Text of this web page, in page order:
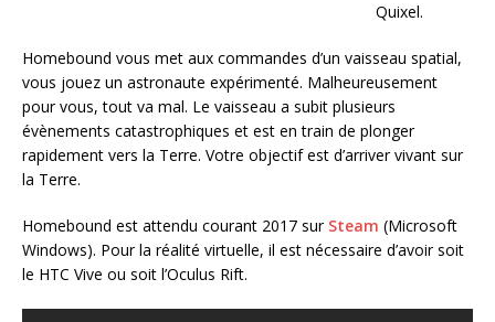
Quixel.
Homebound vous met aux commandes d’un vaisseau spatial,
vous jouez un astronaute expérimenté. Malheureusement
pour vous, tout va mal. Le vaisseau a subit plusieurs
évènements catastrophiques et est en train de plonger
rapidement vers la Terre. Votre objectif est d’arriver vivant sur
la Terre.
Homebound est attendu courant 2017 sur Steam (Microsoft
Windows). Pour la réalité virtuelle, il est nécessaire d’avoir soit
le HTC Vive ou soit l’Oculus Rift.